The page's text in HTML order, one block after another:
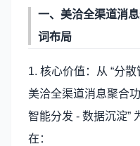
一、 美洽全渠道消
词布局
1. 核心价值：从 “分散
美洽全渠道消息聚合
智能分发 - 数据沉淀”
在：